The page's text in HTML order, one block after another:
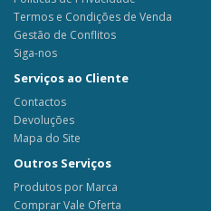
Termos e Condições de Venda
Gestão de Conflitos
Siga-nos
Serviços ao Cliente
Contactos
Devoluções
Mapa do Site
Outros Serviços
Produtos por Marca
Comprar Vale Oferta